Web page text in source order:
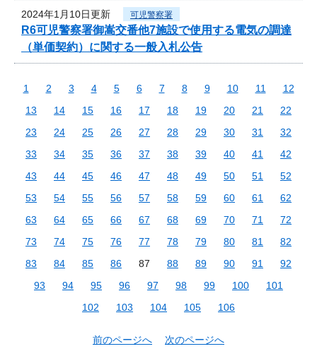
2024年1月10日更新 可児警察署
R6可児警察署御嵩交番他7施設で使用する電気の調達
（単価契約）に関する一般入札公告
1 2 3 4 5 6 7 8 9 10 11
12
13
14 15 16 17 18 19 20 21
22
23
24 25 26 27 28 29 30 31
32
33
34 35 36 37 38 39 40 41
42
43
44 45 46 47 48 49 50 51
52
53
54 55 56 57 58 59 60 61
62
63
64 65 66 67 68 69 70 71
72
73
74 75 76 77 78 79 80 81
82
83
84 85 86 87 88 89 90 91
92
93
94 95 96 97 98 99 100
101
102
103 104 105 106
前のページへ 次のページへ